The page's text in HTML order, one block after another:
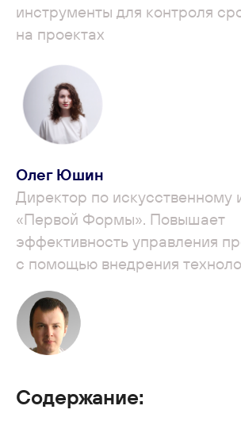
инструменты для контроля
на проектах
Олег Юшин
Директор по искусственному
«Первой Формы». Повышает
эффективность управления
с помощью внедрения
Содержание: